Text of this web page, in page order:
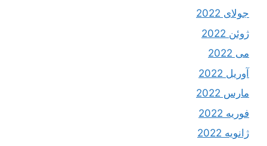
جولای 2022
ژوئن 2022
می 2022
آوریل 2022
مارس 2022
فوریه 2022
ژانویه 2022